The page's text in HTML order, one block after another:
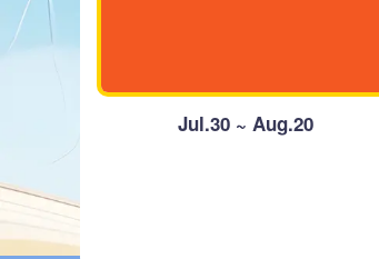
Jul.30 ~ Aug.20